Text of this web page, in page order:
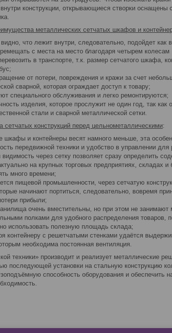
конструкции, открывающиеся створки
металлических сетчатых шкафов и
что лежит внутри, следовательно, подойдет как
с места на место благодаря четырем колесам
в транспорте, т.к. размер сетчатого шкафа,
от потери, повреждения и кражи за счет
сварной, которая ограждает доступ к товару;
специального обслуживания и легко ремонтируются;
изделия, которое прослужит не один год, так как
стали и сварной металлической сетки.
сетчатых конструкций перед цельнометаллическими:
шкафы и контейнеры весят намного меньше, эта
передвижной техники и удобство в управлении для
через сетку позволяет сразу определить
на крупных торговых предприятиях, складах и
много времени;
пищевой промышленности, через сетчатую
начинают портиться, следовательно, вовремя
прибыли;
очень вместительны, но при этом не занимают
полками для удобного распределения товаров,
использовать полезную площадь склада;
контейнеру с решетчатыми стенками удаётся
необходима постоянная вентиляция.
техники» производит и реализует металлические
последующей установки на стальную конструкцию
способность оборудования и обеспечить